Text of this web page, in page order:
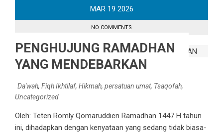
MAR 19 2026
NO COMMENTS
PENGHUJUNG RAMADHAN
YANG MENDEBARKAN
Da'wah, Fiqh Ikhtilaf, Hikmah, persatuan umat, Tsaqofah,
Uncategorized
Oleh: Teten Romly Qomaruddien Ramadhan 1447 H tahun
ini, dihadapkan dengan kenyataan yang sedang tidak biasa-